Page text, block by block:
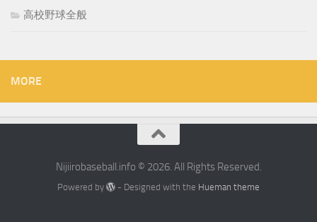
高校野球全般
MORE
Nijiirobaseball.info © 2026. All Rights Reserved.
Powered by - Designed with the Hueman theme